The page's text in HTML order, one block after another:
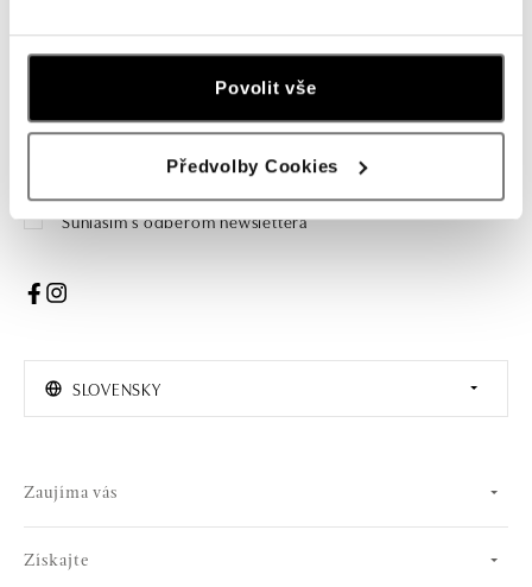
Povolit vše
Předvolby Cookies
Súhlasím s odberom newslettera
SLOVENSKY
Zaujíma vás
Získajte